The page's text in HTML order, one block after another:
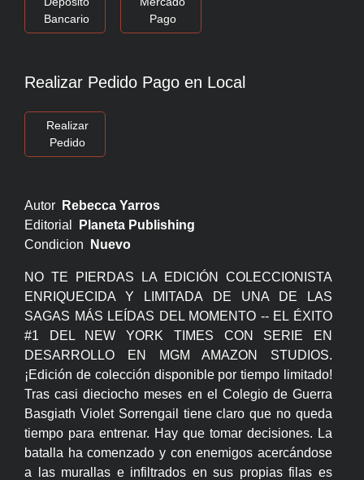
Bancario
Pago
Realizar Pedido Pago en Local
Realizar
Pedido
Autor
Rebecca Yarros
Editorial
Planeta Publishing
Condicion
Nuevo
NO TE PIERDAS LA EDICIÓN COLECCIONISTA
ENRIQUECIDA Y LIMITADA DE UNA DE LAS
SAGAS MÁS LEÍDAS DEL MOMENTO -- EL ÉXITO
#1 DEL NEW YORK TIMES CON SERIE EN
DESARROLLO EN MGM AMAZON STUDIOS.
¡Edición de colección disponible por tiempo limitado!
Tras casi dieciocho meses en el Colegio de Guerra
Basgiath Violet Sorrengail tiene claro que no queda
tiempo para entrenar. Hay que tomar decisiones. La
batalla ha comenzado y con enemigos acercándose
a las murallas e infiltrados en sus propias filas es